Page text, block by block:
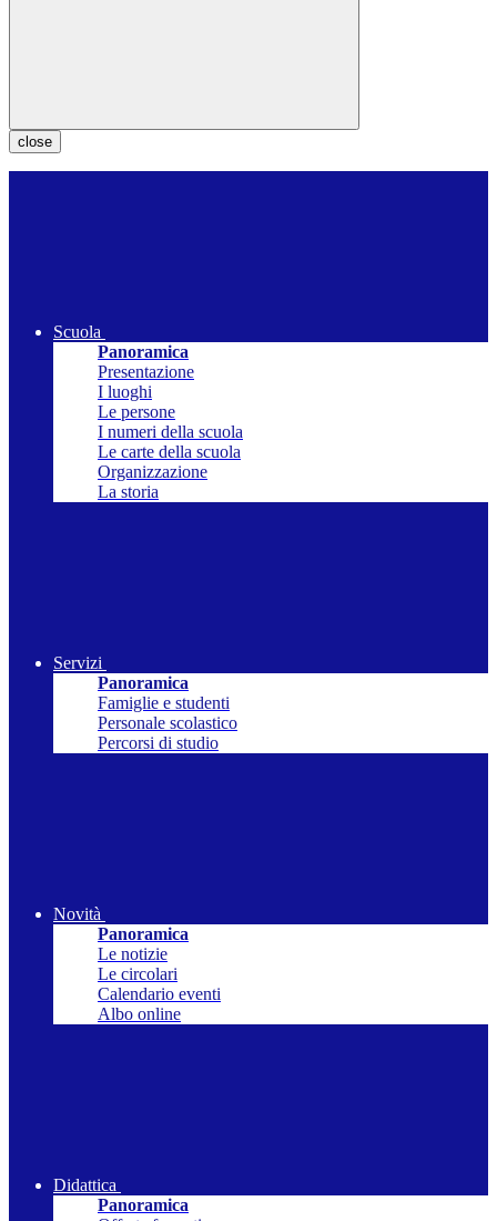
close
Scuola
Panoramica
Presentazione
I luoghi
Le persone
I numeri della scuola
Le carte della scuola
Organizzazione
La storia
Servizi
Panoramica
Famiglie e studenti
Personale scolastico
Percorsi di studio
Novità
Panoramica
Le notizie
Le circolari
Calendario eventi
Albo online
Didattica
Panoramica